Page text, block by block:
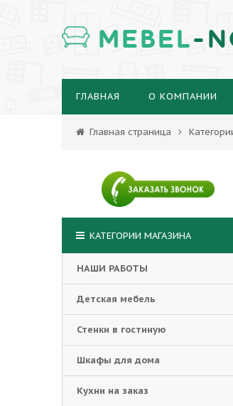
MEBEL-
ГЛАВНАЯ О КОМПАНИИ
Главная страница
КАТЕГОРИИ МАГАЗИНА
НАШИ РАБОТЫ
Детская мебель
Стенки в гостиную
Шкафы для дома
Кухни на заказ